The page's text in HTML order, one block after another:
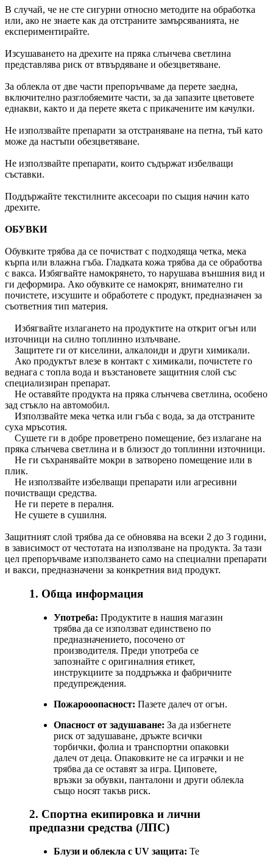
В случай, че не сте сигурни относно методите на обработка
или, ако не знаете как да отстраните замърсяванията, не
експериментирайте.
Изсушаването на дрехите на пряка слънчева светлина
представлява риск от втвърдяване и обезцветяване.
За облекла от две части препоръчваме да перете заедна,
включително разглобяемите части, за да запазите цветовете
еднакви, както и да перете якета с прикачените им качулки.
Не използвайте препарати за отстраняване на петна, тъй като
може да настъпи обезцветяване.
Не използвайте препарати, които съдържат избелващи
съставки.
Поддържайте текстилните аксесоари по същия начин като
дрехите.
ОБУВКИ
Обувките трябва да се почистват с подходяща четка, мека
кърпа или влажна гъба. Гладката кожа трябва да се обработва
с вакса. Избягвайте намокрянето, то нарушава външния вид и
ги деформира. Ако обувките се намокрят, внимателно ги
почистете, изсушите и обработете с продукт, предназначен за
съответния тип материя.
Избягвайте излагането на продуктите на открит огън или
източници на силно топлинно излъчване.
Защитете ги от киселини, алкалоиди и други химикали.
Ако продуктът влезе в контакт с химикали, почистете го
веднага с топла вода и възстановете защитния слой със
специализиран препарат.
Не оставяйте продукта на пряка слънчева светлина, особено
зад стъкло на автомобил.
Използвайте мека четка или гъба с вода, за да отстраните
суха мръсотия.
Сушете ги в добре проветрено помещение, без излагане на
пряка слънчева светлина и в близост до топлинни източници.
Не ги съхранявайте мокри в затворено помещение или в
плик.
Не използвайте избелващи препарати или агресивни
почистващи средства.
Не ги перете в пералня.
Не сушете в сушилня.
Защитният слой трябва да се обновява на всеки 2 до 3 години,
в зависимост от честотата на използване на продукта. За тази
цел препоръчваме използването само на специални препарати
и вакси, предназначени за конкретния вид продукт.
1. Обща информация
Употреба: Продуктите в нашия магазин
трябва да се използват единствено по
предназначението, посочено от
производителя. Преди употреба се
запознайте с оригиналния етикет,
инструкциите за поддръжка и фабричните
предупреждения.
Пожарооопасност: Пазете далеч от огън.
Опасност от задушаване: За да избегнете
риск от задушаване, дръжте всички
торбички, фолиа и транспортни опаковки
далеч от деца. Опаковките не са играчки и не
трябва да се оставят за игра. Циповете,
връзки за обувки, панталони и други облекла
също носят такъв риск.
2. Спортна екипировка и лични
предпазни средства (ЛПС)
Блузи и облекла с UV защита: Те